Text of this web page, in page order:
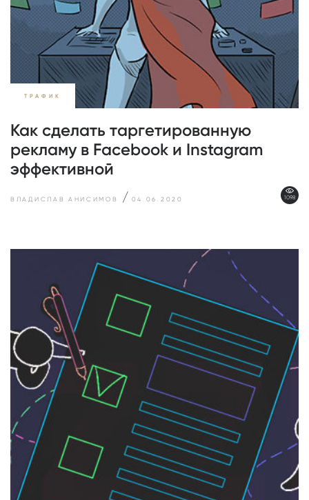
ТРАФИК
Как сделать таргетированную
рекламу в Facebook и Instagram
эффективной
ВЛАДИСЛАВ АНИСИМОВ / 04.06.2020 1098